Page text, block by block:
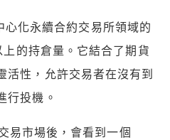
化永續合約交易所領域的
的持倉量。它結合了期貨
活性，允許交易者在沒有到
行投機。
易市場後，會看到一個